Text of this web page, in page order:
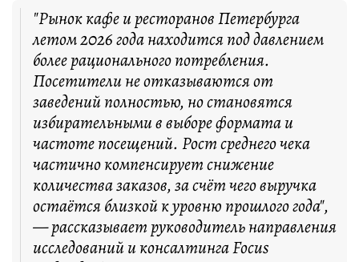
"Рынок кафе и ресторанов Петербурга
летом 2026 года находится под давлением
более рационального потребления.
Посетители не отказываются от
заведений полностью, но становятся
избирательными в выборе формата и
частоте посещений. Рост среднего чека
частично компенсирует снижение
количества заказов, за счёт чего выручка
остаётся близкой к уровню прошлого года",
— рассказывает руководитель направления
исследований и консалтинга Focus